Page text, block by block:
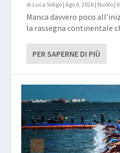
di Luca Soligo |Ago 6, 2026 | Nuoto |
Manca davvero poco
la rassegna continentale
PER SAPERNE DI PIÙ